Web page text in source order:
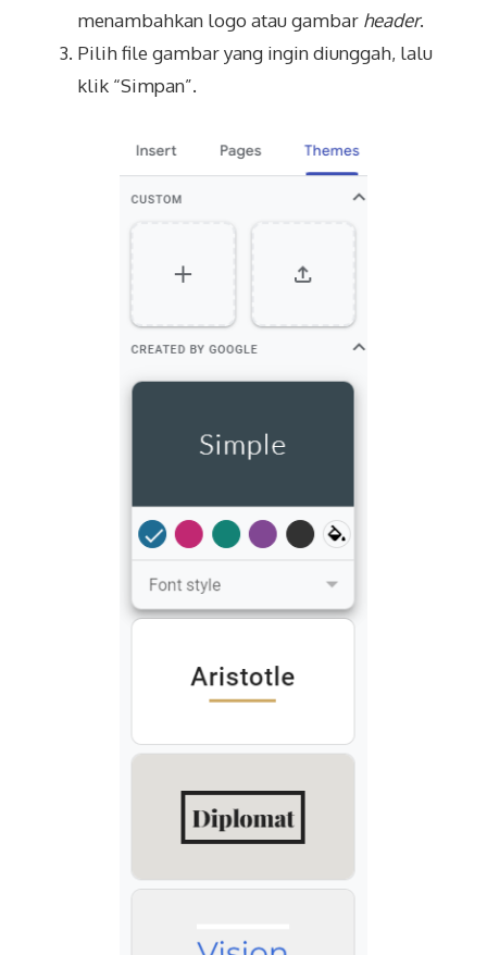
menambahkan logo atau gambar header.
Pilih file gambar yang ingin diunggah, lalu
klik “Simpan”.